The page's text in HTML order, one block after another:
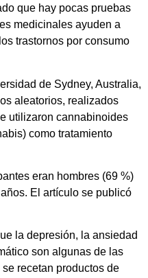
que hay pocas pruebas
medicinales ayuden a
trastornos por consumo
de Sydney, Australia,
aleatorios, realizados
utilizaron cannabinoides
como tratamiento
eran hombres (69 %)
El artículo se publicó
la depresión, la ansiedad
son algunas de las
recetan productos de